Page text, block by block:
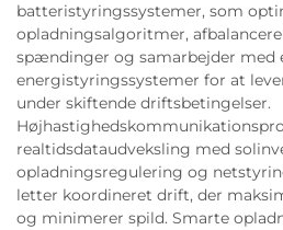
batteristyringssystemer, som
opladningsalgoritmer,
spændinger og samarbejder med
energistyringssystemer for at
under skiftende driftsbetingelser.
realtidsdataudveksling med
opladningsregulering og
letter koordineret drift, der
og minimerer spild. Smarte